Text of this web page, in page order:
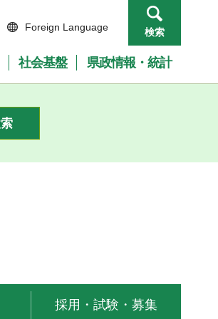
Foreign Language 検索
社会基盤 県政情報・統計
採用・試験・募集